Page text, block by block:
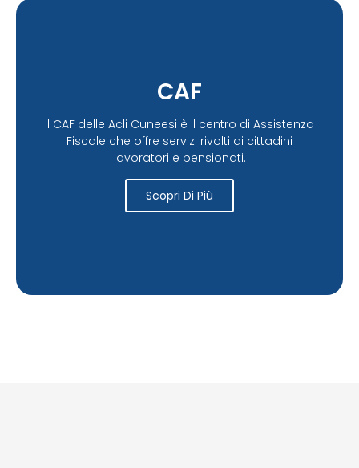
CAF
Il CAF delle Acli Cuneesi è il centro di Assistenza
Fiscale che offre servizi rivolti ai cittadini
lavoratori e pensionati.
Scopri Di Più